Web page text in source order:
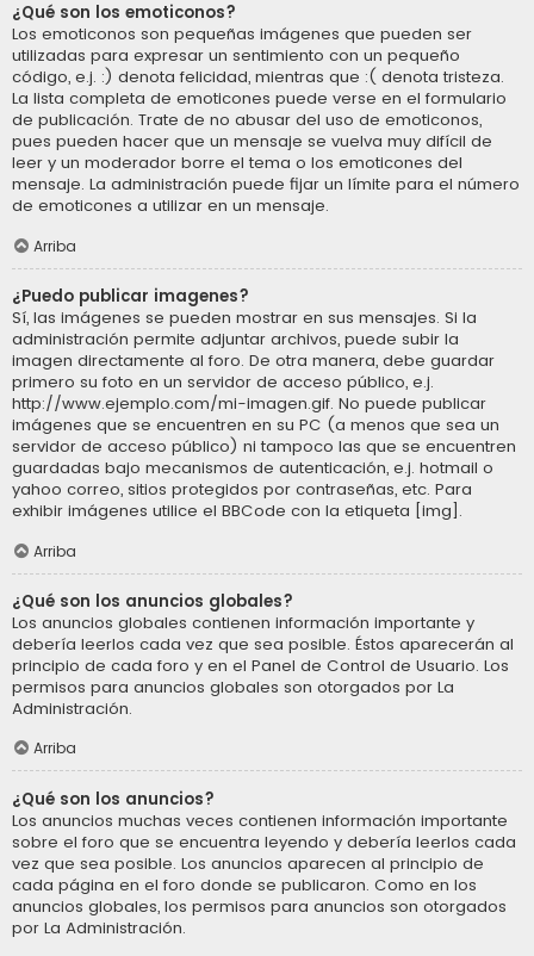
¿Qué son los emoticonos?
Los emoticonos son pequeñas imágenes que pueden ser
utilizadas para expresar un sentimiento con un pequeño
código, e.j. :) denota felicidad, mientras que :( denota tristeza.
La lista completa de emoticones puede verse en el formulario
de publicación. Trate de no abusar del uso de emoticonos,
pues pueden hacer que un mensaje se vuelva muy difícil de
leer y un moderador borre el tema o los emoticones del
mensaje. La administración puede fijar un límite para el número
de emoticones a utilizar en un mensaje.
Arriba
¿Puedo publicar imagenes?
Sí, las imágenes se pueden mostrar en sus mensajes. Si la
administración permite adjuntar archivos, puede subir la
imagen directamente al foro. De otra manera, debe guardar
primero su foto en un servidor de acceso público, e.j.
http://www.ejemplo.com/mi-imagen.gif. No puede publicar
imágenes que se encuentren en su PC (a menos que sea un
servidor de acceso público) ni tampoco las que se encuentren
guardadas bajo mecanismos de autenticación, e.j. hotmail o
yahoo correo, sitios protegidos por contraseñas, etc. Para
exhibir imágenes utilice el BBCode con la etiqueta [img].
Arriba
¿Qué son los anuncios globales?
Los anuncios globales contienen información importante y
debería leerlos cada vez que sea posible. Éstos aparecerán al
principio de cada foro y en el Panel de Control de Usuario. Los
permisos para anuncios globales son otorgados por La
Administración.
Arriba
¿Qué son los anuncios?
Los anuncios muchas veces contienen información importante
sobre el foro que se encuentra leyendo y debería leerlos cada
vez que sea posible. Los anuncios aparecen al principio de
cada página en el foro donde se publicaron. Como en los
anuncios globales, los permisos para anuncios son otorgados
por La Administración.